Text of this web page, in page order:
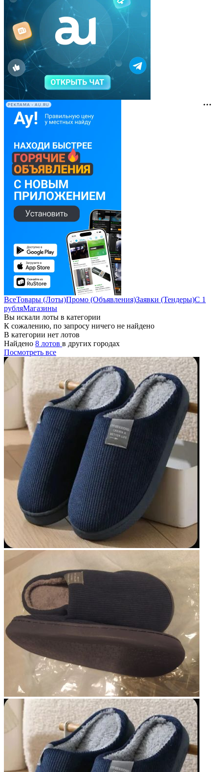
РЕКЛАМА • AU.RU
ВсеТовары (Лоты)Промо (Объявления)Заявки (Тендеры)С 1
рубляМагазины
Вы искали лоты в категории
К сожалению, по запросу ничего не найдено
В категории нет лотов
Найдено 8 лотов в других городах
Посмотреть все